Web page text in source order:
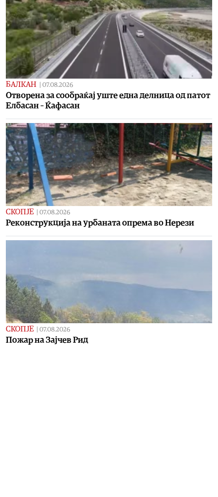
БАЛКАН | 07.08.2026
Отворена за сообраќај уште една делница од патот
Елбасан – Ќафасан
СКОПЈЕ | 07.08.2026
Реконструкција на урбаната опрема во Нерези
СКОПЈЕ | 07.08.2026
Пожар на Зајчев Рид